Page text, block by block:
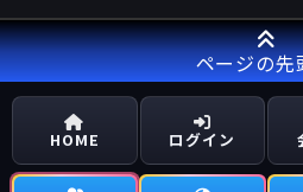
ページの先
HOME ログイン